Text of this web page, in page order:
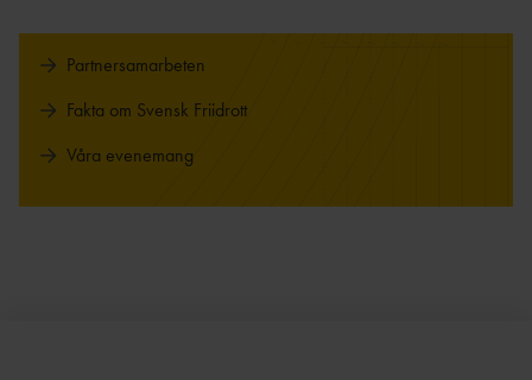
Partnersamarbeten
Fakta om Svensk Friidrott
Våra evenemang